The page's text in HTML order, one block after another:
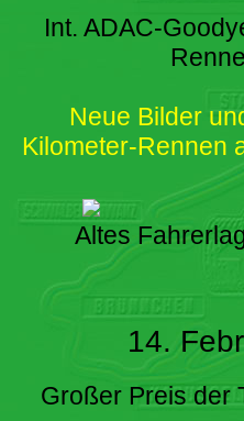
Int. ADAC-
Neue Bilder
Kilometer-Rennen
Altes
14.
Großer Preis der